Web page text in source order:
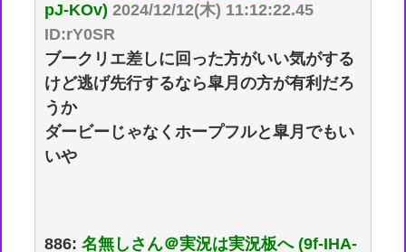
pJ-KOv) 2024/12/12(木) 11:12:22.45
ID:rY0SR
ブークリエ差しに回った方がいい気がする
けど逃げ先行するなら皐月の方が有利だろ
うか
ダービーじゃなくホープフルと皐月でもい
いや
886:名無しさん＠実況は実況板へ (9f-IHA-